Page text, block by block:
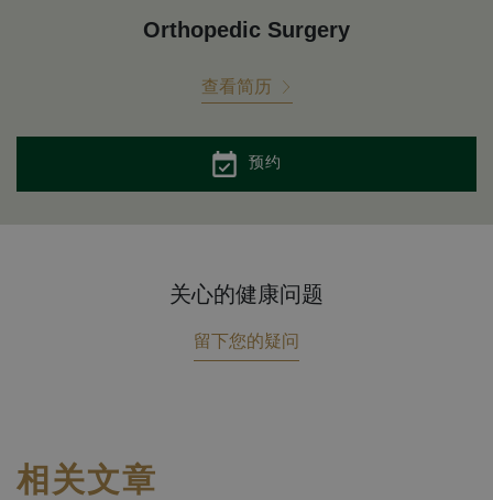
Orthopedic Surgery
查看简历
预约
关心的健康问题
留下您的疑问
相关文章